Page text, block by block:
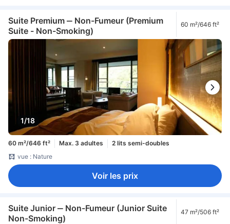
Suite Premium ‒ Non-Fumeur (Premium
Suite - Non-Smoking)
60 m²/646 ft²
1/18
60 m²/646 ft² Max. 3 adultes
2 lits semi-doubles
vue : Nature
Voir les prix
Suite Junior ‒ Non-Fumeur (Junior Suite
Non-Smoking)
47 m²/506 ft²